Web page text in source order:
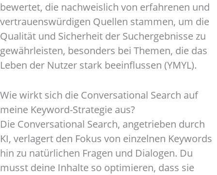
bewertet, die nachweislich von erfahrenen und
vertrauenswürdigen Quellen stammen, um die
Qualität und Sicherheit der Suchergebnisse zu
gewährleisten, besonders bei Themen, die das
Leben der Nutzer stark beeinflussen (YMYL).
Wie wirkt sich die Conversational Search auf
meine Keyword-Strategie aus?
Die Conversational Search, angetrieben durch
KI, verlagert den Fokus von einzelnen Keywords
hin zu natürlichen Fragen und Dialogen. Du
musst deine Inhalte so optimieren, dass sie